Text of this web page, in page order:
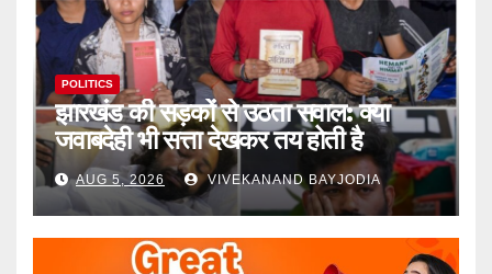
POLITICS
झारखंड की सड़कों से उठता सवाल: क्या
जवाबदेही भी सत्ता देखकर तय होती है
AUG 5, 2026 VIVEKANAND BAYJODIA